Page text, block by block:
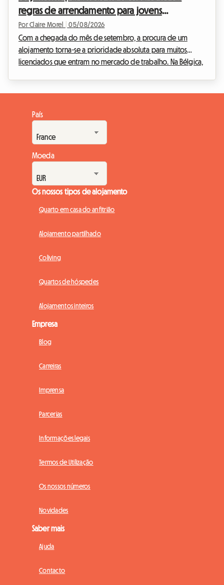
alojamentos inteiros. N...
regras de arrendamento para jovens
profissionais em 2026
Por Claire Morel 05/08/2026
Com a chegada do mês de setembro, a procura de um
alojamento torna-se a prioridade absoluta para muitos
licenciados que entram no mercado de trabalho. Na Bélgica,
no centro de todas as discussões, dado que redefine as
relações entre os anfitriões e os inquilinos. Na Roomlala,
sabemos que viver com outras pessoas pode, ...
País
Moeda
Os nossos tipos de alojamento
Quarto em casa do anfitrião
Alojamento partilhado
Coliving
Quartos de hóspedes
Alojamentos inteiros
Empresa
Blog
Carreiras
Imprensa
Parcerias
Informações legais
Termos de Utilização
Os nossos números
Novidades
Saber mais
Ajuda
Contacto